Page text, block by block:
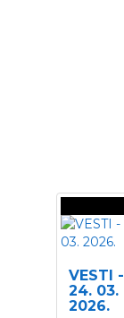
VESTI -
24. 03.
2026.